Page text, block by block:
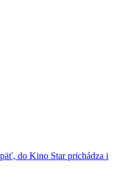
do Kino Star prichádza i